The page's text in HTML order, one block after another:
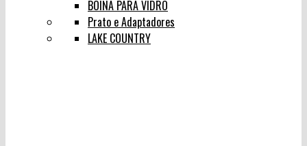
BOINA PARA VIDRO
Prato e Adaptadores
LAKE COUNTRY